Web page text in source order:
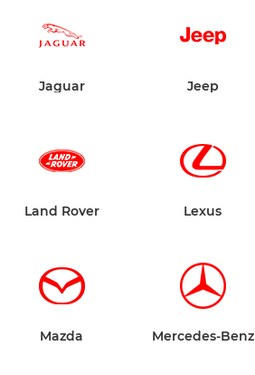
Jaguar Jeep
Land Rover Lexus
Mazda Mercedes-Benz